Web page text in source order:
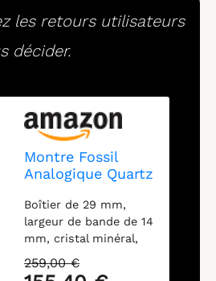
les retours utilisateurs
décider.
Montre Fossil
Analogique Quartz
Boîtier de 29 mm,
largeur de bande de 14
mm, cristal minéral,
avec affichage
259,00 €